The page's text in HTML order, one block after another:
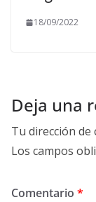
18/09/2022
Deja una
Tu dirección
Los campos
Comentario *